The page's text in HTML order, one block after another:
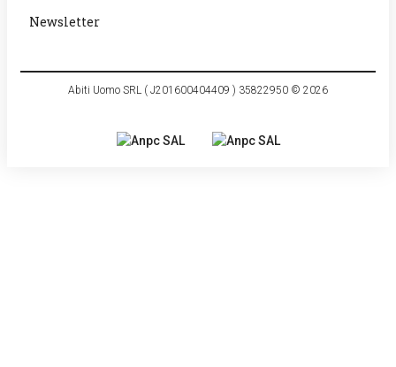
Newsletter
Abiti Uomo SRL ( J201600404409 ) 35822950 © 2026